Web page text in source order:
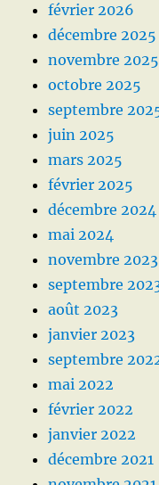
février 2026
décembre 2025
novembre 2025
octobre 2025
septembre
juin 2025
mars 2025
février 2025
décembre 2024
mai 2024
novembre 2023
septembre
août 2023
janvier 2023
septembre
mai 2022
février 2022
janvier 2022
décembre 2021